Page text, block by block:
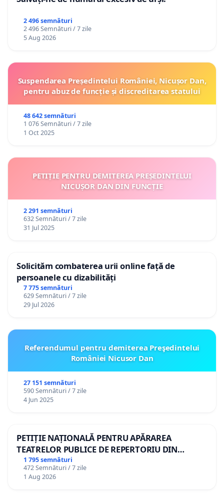
2 496 semnături
2 496 Semnături / 7 zile
5 Aug 2026
Suspendarea Președintelui României, Nicușor Dan,
pentru abuz de funcție și discreditarea statului
48 642 semnături
1 076 Semnături / 7 zile
1 Oct 2025
PETIȚIE PENTRU DEMITEREA PREȘEDINTELUI
NICUȘOR DAN DIN FUNCȚIE
2 291 semnături
632 Semnături / 7 zile
31 Jul 2025
Solicităm combaterea urii online față de
persoanele cu dizabilități
7 775 semnături
629 Semnături / 7 zile
29 Jul 2026
Referendumul pentru demiterea Preşedintelui
României Nicusor Dan
27 151 semnături
590 Semnături / 7 zile
4 Jun 2025
PETIȚIE NAȚIONALĂ PENTRU APĂRAREA
TEATRELOR PUBLICE DE REPERTORIU DIN
ROMÂNIA
1 795 semnături
472 Semnături / 7 zile
1 Aug 2026